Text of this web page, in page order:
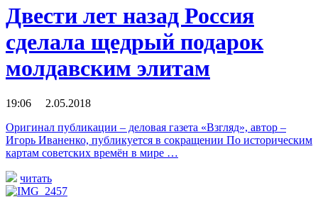
Двести лет назад Россия
сделала щедрый подарок
молдавским элитам
19:06 2.05.2018
Оригинал публикации – деловая газета «Взгляд», автор –
Игорь Иваненко, публикуется в сокращении По историческим
картам советских времён в мире …
читать